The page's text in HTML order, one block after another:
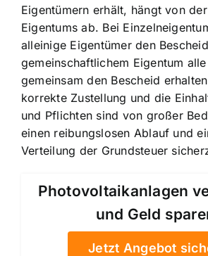
Eigentümern erhält, hängt von
Eigentums ab. Bei
alleinige Eigentümer den
gemeinschaftlichem Eigentum
gemeinsam den Bescheid
korrekte Zustellung und die
und Pflichten sind von großer
einen reibungslosen Ablauf und
Verteilung der Grundsteuer
Photovoltaikanlagen
und Geld
Jetzt Angebot